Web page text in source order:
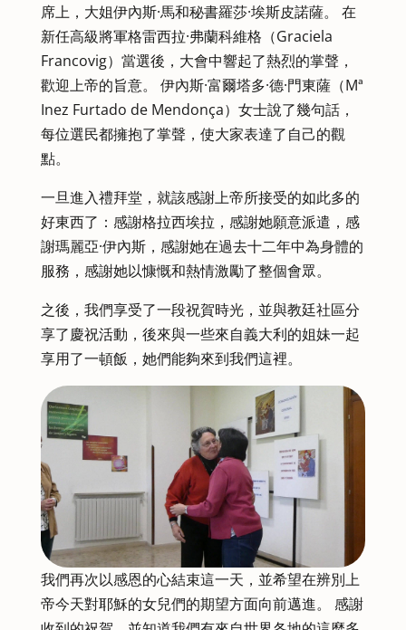
席上，大姐伊內斯·馬和秘書羅莎·埃斯皮諾薩。 在
新任高級將軍格雷西拉·弗蘭科維格（Graciela
Francovig）當選後，大會中響起了熱烈的掌聲，
歡迎上帝的旨意。 伊內斯·富爾塔多·德·門東薩（Mª
Inez Furtado de Mendonça）女士說了幾句話，
每位選民都擁抱了掌聲，使大家表達了自己的觀
點。
一旦進入禮拜堂，就該感謝上帝所接受的如此多的
好東西了：感謝格拉西埃拉，感謝她願意派遣，感
謝瑪麗亞·伊內斯，感謝她在過去十二年中為身體的
服務，感謝她以慷慨和熱情激勵了整個會眾。
之後，我們享受了一段祝賀時光，並與教廷社區分
享了慶祝活動，後來與一些來自義大利的姐妹一起
享用了一頓飯，她們能夠來到我們這裡。
我們再次以感恩的心結束這一天，並希望在辨別上
帝今天對耶穌的女兒們的期望方面向前邁進。 感謝